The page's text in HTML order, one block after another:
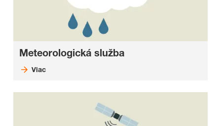
Meteorologická služba
Viac